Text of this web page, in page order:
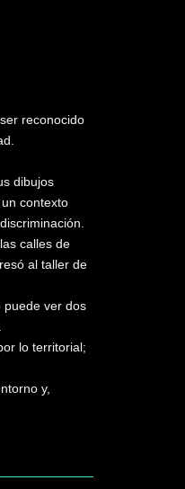
reconocido
dibujos
contexto
calles de
al taller de
puede ver dos
lo territorial;
y,